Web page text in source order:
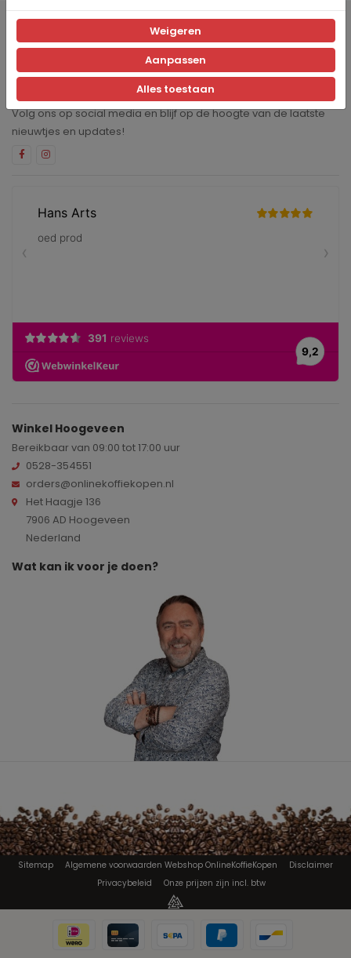
Producten
Volg ons op social media en blijf op de hoogte van de laatste
nieuwtjes en updates!
Winkel Hoogeveen
Bereikbaar van 09:00 tot 17:00 uur
0528-354551
orders@onlinekoffiekopen.nl
Het Haagje 136
7906 AD Hoogeveen
Nederland
Wat kan ik voor je doen?
Sitemap Algemene voorwaarden Webshop OnlineKoffieKopen
Disclaimer
Privacybeleid
Onze prijzen zijn incl. btw
Weigeren
Aanpassen
Alles toestaan